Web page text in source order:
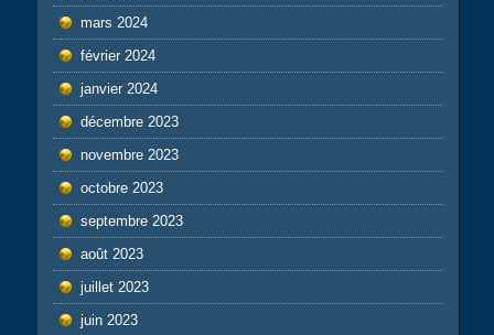
mars 2024
février 2024
janvier 2024
décembre 2023
novembre 2023
octobre 2023
septembre 2023
août 2023
juillet 2023
juin 2023